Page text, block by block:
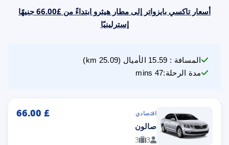
أسعار تاكسي بايزواتر إلى مطار هيثرو ابتداءً من £66.00 جنيهًا
إسترلينيًا
المسافة :
15.59 الأميال (
25.09
مدة الرحلة:
47 mins
اقتصادي £
66.00
صالون
3
3